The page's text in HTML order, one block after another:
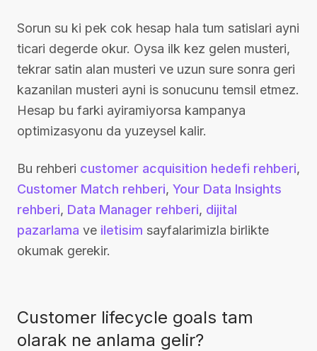
Sorun su ki pek cok hesap hala tum satislari ayni
ticari degerde okur. Oysa ilk kez gelen musteri,
tekrar satin alan musteri ve uzun sure sonra geri
kazanilan musteri ayni is sonucunu temsil etmez.
Hesap bu farki ayiramiyorsa kampanya
optimizasyonu da yuzeysel kalir.
Bu rehberi customer acquisition hedefi rehberi,
Customer Match rehberi, Your Data Insights
rehberi, Data Manager rehberi, dijital
pazarlama ve iletisim sayfalarimizla birlikte
okumak gerekir.
Customer lifecycle goals tam
olarak ne anlama gelir?